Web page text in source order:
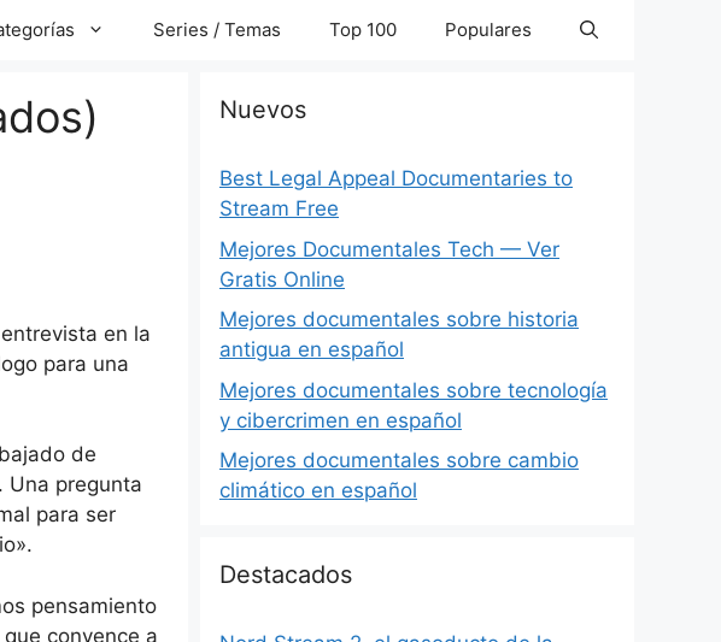
Series / Temas Top 100 Populares
en la
para una
de
Una pregunta
para ser
pensamiento
convence a
Nuevos
Best Legal Appeal Documentaries to
Stream Free
Mejores Documentales Tech — Ver
Gratis Online
Mejores documentales sobre historia
antigua en español
Mejores documentales sobre tecnología
y cibercrimen en español
Mejores documentales sobre cambio
climático en español
Destacados